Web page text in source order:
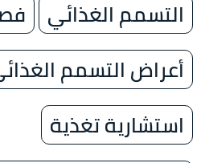
التسمم الغذائي
أعراض التسمم
​استشارية تغذية